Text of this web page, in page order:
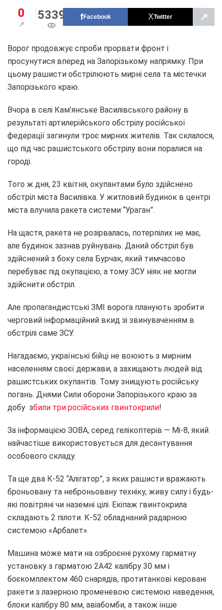
0 5339 Facebook Twitter ↗
Ворог продовжує спроби прорвати фронт і
просунутися вперед на Запорізькому напрямку. При
цьому рашисти обстрілюють мирні села та містечки
Запорізького краю.
Вчора в селі Кам’янське Василівського району в
результаті артилерійського обстрілу російської
федерації загинули троє мирних жителів. Так склалося,
що під час рашистського обстрілу вони поралися на
городі.
Того ж дня, 23 квітня, окупантами було здійснено
обстріл міста Василівка. У житловий будинок в центрі
міста влучила ракета системи “Ураган”.
На щастя, ракета не розірвалась, потерпілих не має,
але будинок зазнав руйнувань. Даний обстріл був
здійснений з боку села Бурчак, який тимчасово
перебуває під окупацією, а тому ЗСУ ніяк не могли
здійснити обстріл.
Але пропагандистські ЗМІ ворога планують зробити
черговий інформаційний вкид зі звинуваченням в
обстрілі саме ЗСУ.
Нагадаємо, українські бійці не воюють з мирним
населенням своєї держави, а захищають людей від
рашистських окупантів. Тому знищують російську
погань. Днями Сили оборони Запорізького краю за
добу збили три російських гвинтокрили!
За інформацією ЗОВА, серед гелікоптерів — Мі-8, який
найчастіше використовується для десантування
особового складу.
Та ще два К-52 “Алігатор”, з яких рашисти вражають
броньовану та неброньовану техніку, живу силу і будь-
які повітряні чи наземні цілі. Екіпаж гвинтокрила
складають 2 пілоти. К-52 обладнаний радарною
системою «Арбалет».
Машина може мати на озброєнні рухому гарматну
установку з гарматою 2А42 калібру 30 мм і
боєкомплектом 460 снарядів, протитанкові керовані
ракети з лазерною променевою системою наведення,
блоки калібру 80 мм, авіабомби, а також інше